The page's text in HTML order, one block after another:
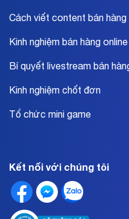
Cách viết content bán hàng
Kinh nghiệm bán hàng online
Bí quyết livestream bán
Kinh nghiệm chốt đơn
Tổ chức mini game
Kết nối với chúng tôi